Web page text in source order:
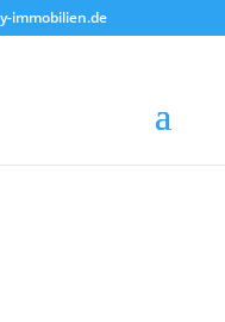
immobilien.de